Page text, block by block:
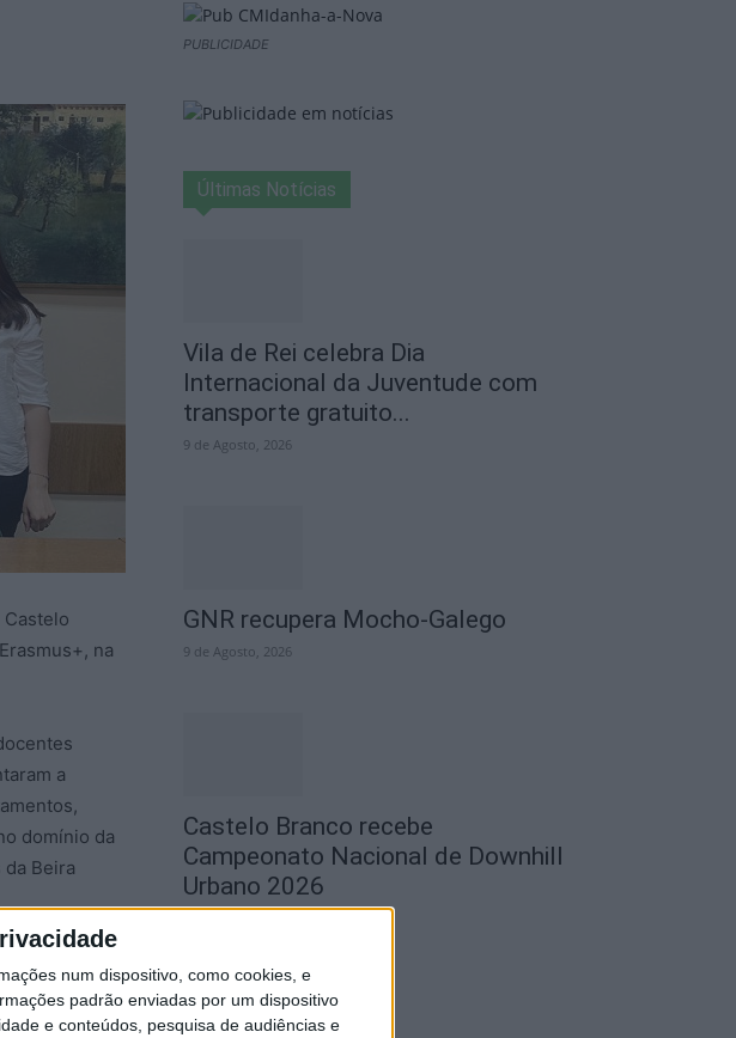
num dispositivo, como cookies, e
padrão enviadas por um dispositivo
e conteúdos, pesquisa de audiências e
Castelo
na
a
domínio da
Beira
envolveu
das plantas
para a
PUBLICIDADE
Últimas Notícias
Vila de Rei celebra Dia
Internacional da Juventude com
transporte gratuito...
9 de Agosto, 2026
GNR recupera Mocho-Galego
9 de Agosto, 2026
Castelo Branco recebe
Campeonato Nacional de Downhill
Urbano 2026